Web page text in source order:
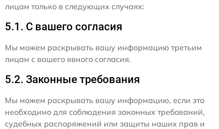
лицам только в следующих случаях:
5.1. С вашего согласия
Мы можем раскрывать вашу информацию третьим
лицам с вашего явного согласия.
5.2. Законные требования
Мы можем раскрывать вашу информацию, если это
необходимо для соблюдения законных требований,
судебных распоряжений или защиты наших прав и